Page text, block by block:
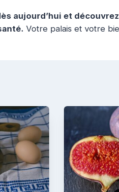
aujourd’hui et
Votre palais et votre